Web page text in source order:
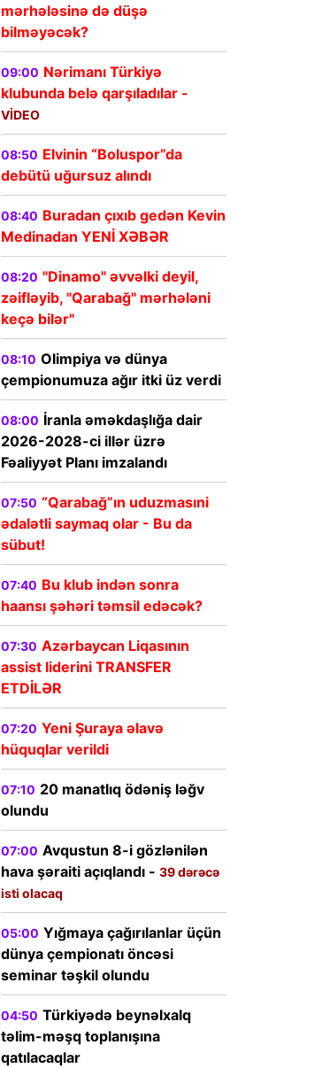
mərhələsinə də düşə
bilməyəcək?
09:00 Nərimanı Türkiyə
klubunda belə qarşıladılar -
VİDEO
08:50 Elvinin “Boluspor”da
debütü uğursuz alındı
08:40 Buradan çıxıb gedən Kevin
Medinadan YENİ XƏBƏR
08:20 "Dinamo" əvvəlki deyil,
zəifləyib, "Qarabağ" mərhələni
keçə bilər"
08:10 Olimpiya və dünya
çempionumuza ağır itki üz verdi
08:00 İranla əməkdaşlığa dair
2026-2028-ci illər üzrə
Fəaliyyət Planı imzalandı
07:50 “Qarabağ”ın uduzmasıni
ədalətli saymaq olar - Bu da
sübut!
07:40 Bu klub indən sonra
haansı şəhəri təmsil edəcək?
07:30 Azərbaycan Liqasının
assist liderini TRANSFER
ETDİLƏR
07:20 Yeni Şuraya əlavə
hüquqlar verildi
07:10 20 manatlıq ödəniş ləğv
olundu
07:00 Avqustun 8-i gözlənilən
hava şəraiti açıqlandı - 39 dərəcə
isti olacaq
05:00 Yığmaya çağırılanlar üçün
dünya çempionatı öncəsi
seminar təşkil olundu
04:50 Türkiyədə beynəlxalq
təlim-məşq toplanışına
qatılacaqlar